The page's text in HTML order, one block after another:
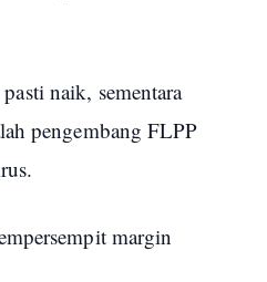
naik, sementara
pengembang FLPP
margin